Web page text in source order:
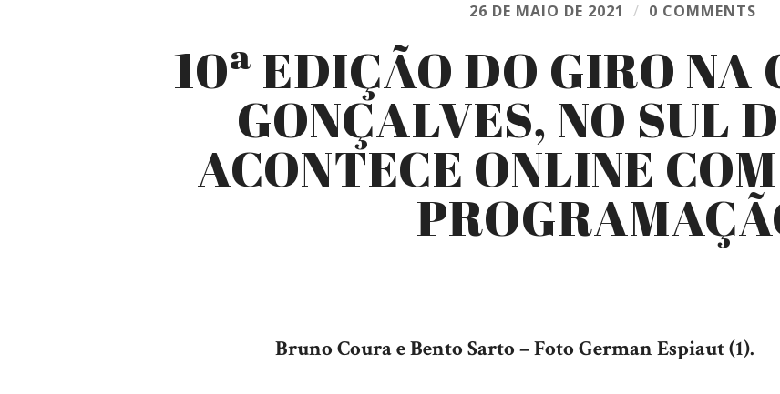
26 DE MAIO DE 2021 / 0 COMMENTS
10ª EDIÇÃO DO GIRO NA
GONÇALVES, NO SUL
ACONTECE ONLINE
Bruno Coura e Bento Sarto – Foto German Espiaut (1).